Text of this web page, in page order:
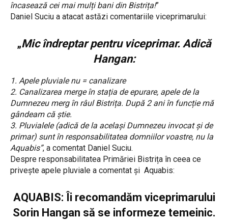
încasează cei mai mulți bani din Bistrița!”
Daniel Suciu a atacat astăzi comentariile viceprimarului:
„Mic îndreptar pentru viceprimar. Adică
Hangan:
1. Apele pluviale nu = canalizare
2. Canalizarea merge în stația de epurare, apele de la
Dumnezeu merg în râul Bistrița. După 2 ani în funcție mă
gândeam că știe.
3. Pluvialele (adică de la același Dumnezeu invocat și de
primar) sunt în responsabilitatea domniilor voastre, nu la
Aquabis”, a comentat Daniel Suciu.
Despre responsabilitatea Primăriei Bistrița în ceea ce
privește apele pluviale a comentat și Aquabis:
AQUABIS: Îi recomandăm viceprimarului
Sorin Hangan să se informeze temeinic.